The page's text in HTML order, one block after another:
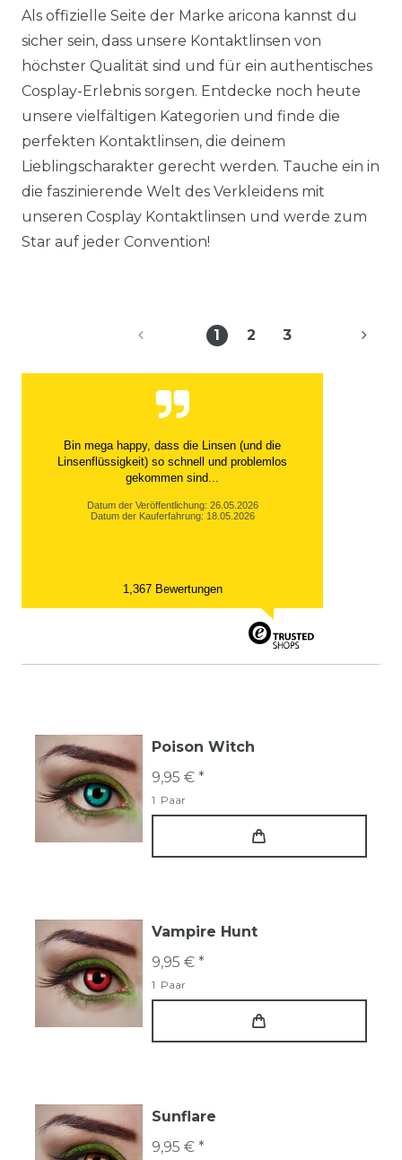
Als offizielle Seite der Marke aricona kannst du
sicher sein, dass unsere Kontaktlinsen von
höchster Qualität sind und für ein authentisches
Cosplay-Erlebnis sorgen. Entdecke noch heute
unsere vielfältigen Kategorien und finde die
perfekten Kontaktlinsen, die deinem
Lieblingscharakter gerecht werden. Tauche ein in
die faszinierende Welt des Verkleidens mit
unseren Cosplay Kontaktlinsen und werde zum
Star auf jeder Convention!
1 2 3
Bin mega happy, dass die Linsen (und die
Linsenflüssigkeit) so schnell und problemlos
gekommen sind...
Datum der Veröffentlichung: 26.05.2026
Datum der Kauferfahrung: 18.05.2026
1,367 Bewertungen
Poison Witch
9,95 € *
1 Paar
Vampire Hunt
9,95 € *
1 Paar
Sunflare
9,95 € *